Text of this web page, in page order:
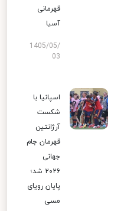
قهرمانی
آسیا
1405/05/
03
اسپانیا با
شکست
آرژانتین
قهرمان جام
جهانی
۲۰۲۶ شد؛
پایان رویای
مسی